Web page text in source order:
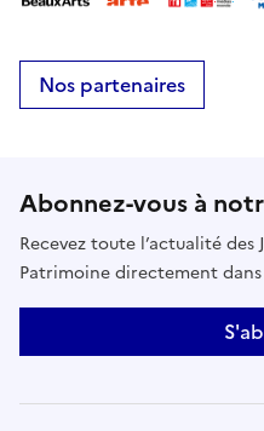
Nos partenaires
Abonnez-vous à
Recevez toute l’actualité des
Patrimoine directement